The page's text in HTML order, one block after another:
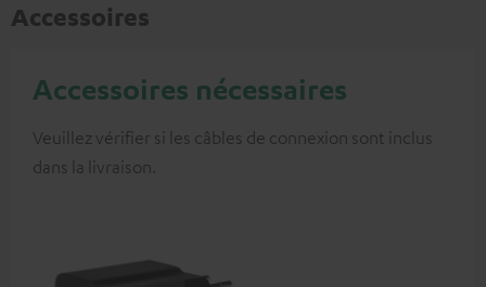
Accessoires
Accessoires nécessaires
Veuillez vérifier si les câbles de connexion sont inclus
dans la livraison.